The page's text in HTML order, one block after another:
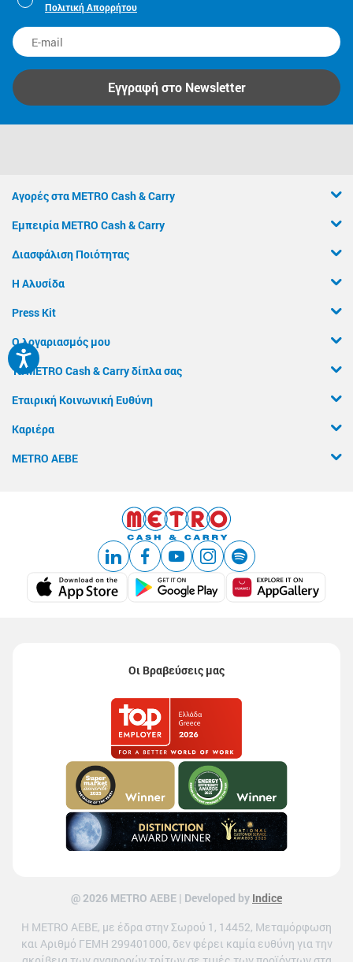
Πολιτική Απορρήτου
Εγγραφή στο Newsletter
Αγορές στα METRO Cash & Carry
Εμπειρία METRO Cash & Carry
Διασφάλιση Ποιότητας
Η Αλυσίδα
Press Kit
Ο λογαριασμός μου
Τα METRO Cash & Carry δίπλα σας
Εταιρική Κοινωνική Ευθύνη
Καριέρα
METRO ΑΕΒΕ
Οι Βραβεύσεις μας
@ 2026 ΜETRO AEBE | Developed by Indice
Η METRO ΑΕΒΕ, με έδρα στην Σωρού 1, 14452, Μεταμόρφωση
και Αριθμό ΓΕΜΗ 299401000, δεν φέρει καμία ευθύνη για την